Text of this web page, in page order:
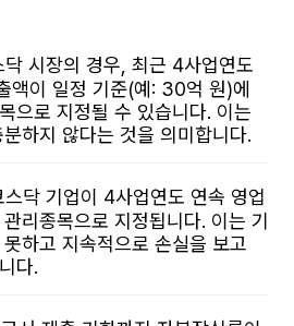
닥 시장의 경우, 최근 4사업연도
액이 일정 기준(예: 30억 원)에
으로 지정될 수 있습니다. 이는
하지 않다는 것을 의미합니다.
스닥 기업이 4사업연도 연속 영업
리종목으로 지정됩니다. 이는 기
하고 지속적으로 손실을 보고
다.